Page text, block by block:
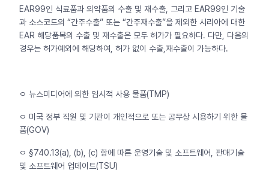
EAR99인 식료품과 의약품의 수출 및 재수출, 그리고 EAR99인 기술
과 소스코드의 “간주수출” 또는 “간주재수출”을 제외한 시리아에 대한
EAR 해당품목의 수출 및 재수출은 모두 허가가 필요하다. 다만, 다음의
경우는 허가예외에 해당하여, 허가 없이 수출,재수출이 가능하다.
ㅇ 뉴스미디어에 의한 임시적 사용 물품(TMP)
ㅇ 미국 정부 직원 및 기관이 개인적으로 또는 공무상 시용하기 위한 물
품(GOV)
ㅇ §740.13(a), (b), (c) 항에 따른 운영기술 및 소프트웨어, 판매기술
및 소프트웨어 업데이트(TSU)